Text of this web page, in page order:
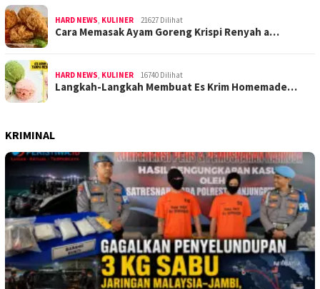
HARD NEWS, KULINER 21627 Dilihat
Cara Memasak Ayam Goreng Krispi Renyah a…
HARD NEWS, KULINER 16740 Dilihat
Langkah-Langkah Membuat Es Krim Homemade…
KRIMINAL